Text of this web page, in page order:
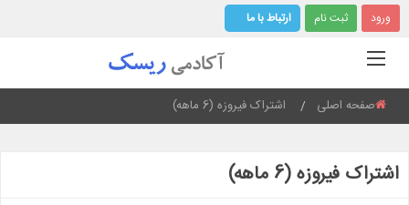
ورود ثبت نام ارتباط با ما
Current:
اشتراک فیروزه (6 ماهه) صفحه اصلی
اشتراک فیروزه (6 ماهه)